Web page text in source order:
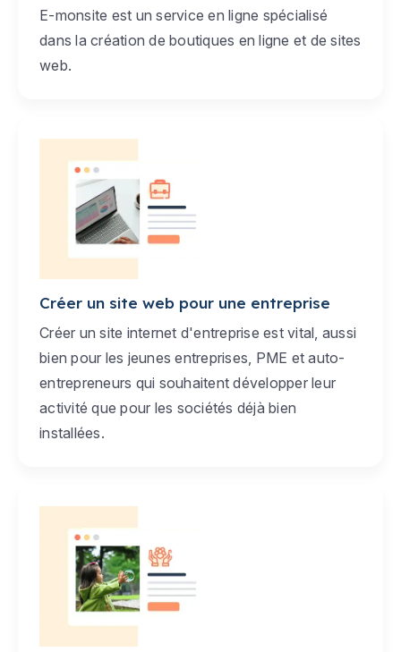
E-monsite est un service en ligne spécialisé
dans la création de boutiques en ligne et de sites
web.
Créer un site web pour une entreprise
Créer un site internet d'entreprise est vital, aussi
bien pour les jeunes entreprises, PME et auto-
entrepreneurs qui souhaitent développer leur
activité que pour les sociétés déjà bien
installées.